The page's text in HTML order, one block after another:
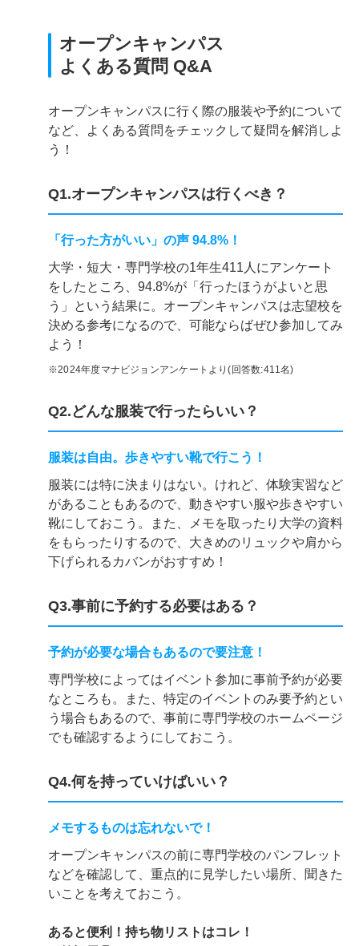
オープンキャンパス
よくある質問 Q&A
オープンキャンパスに行く際の服装や予約について
など、よくある質問をチェックして疑問を解消しよ
う！
Q1.オープンキャンパスは行くべき？
「行った方がいい」の声 94.8%！
大学・短大・専門学校の1年生411人にアンケート
をしたところ、94.8%が「行ったほうがよいと思
う」という結果に。オープンキャンパスは志望校を
決める参考になるので、可能ならばぜひ参加してみ
よう！
※2024年度マナビジョンアンケートより(回答数:411名)
Q2.どんな服装で行ったらいい？
服装は自由。歩きやすい靴で行こう！
服装には特に決まりはない。けれど、体験実習など
があることもあるので、動きやすい服や歩きやすい
靴にしておこう。また、メモを取ったり大学の資料
をもらったりするので、大きめのリュックや肩から
下げられるカバンがおすすめ！
Q3.事前に予約する必要はある？
予約が必要な場合もあるので要注意！
専門学校によってはイベント参加に事前予約が必要
なところも。また、特定のイベントのみ要予約とい
う場合もあるので、事前に専門学校のホームページ
でも確認するようにしておこう。
Q4.何を持っていけばいい？
メモするものは忘れないで！
オープンキャンパスの前に専門学校のパンフレット
などを確認して、重点的に見学したい場所、聞きた
いことを考えておこう。
あると便利！持ち物リストはコレ！